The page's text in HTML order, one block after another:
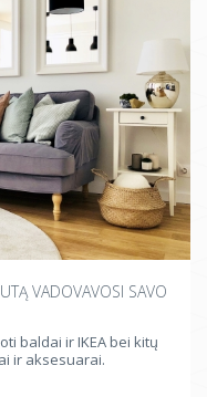
VADOVAVOSI SAVO
baldai ir IKEA bei kitų
ir aksesuarai.